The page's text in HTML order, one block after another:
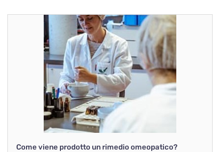
Come viene prodotto un rimedio omeopatico?